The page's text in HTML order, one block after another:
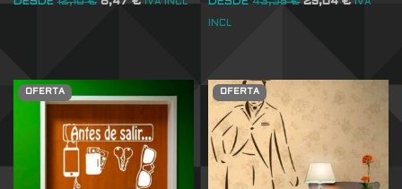
INCL
OFERTA OFERTA